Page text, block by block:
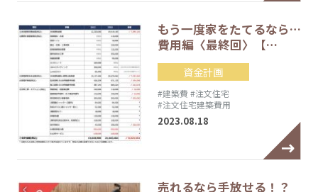
もう一度家をたてるなら…
費用編〈最終回〉【…
資金計画
#建築費 #注文住宅
#注文住宅建築費用
2023.08.18
売れるなら手放せる！？